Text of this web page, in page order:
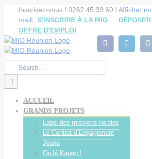
content
Inscrivez-vous ! 0262 45 39 60 | Afficher
mail| S'INSCRIRE À LA MIO
OFFRE D'EMPLOI
facebooklinkedin
Search
for:
ACCUEIL
GRANDS PROJETS
Label des missions locales
Le Contrat d’Engagement
Jeune
Ou lé Kapab !